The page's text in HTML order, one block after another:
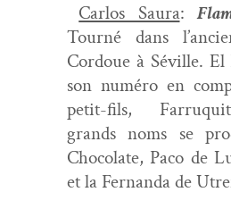
Car­los Saura:
Tourné dans
Cor­doue à Séville.
son numéro en
petit-fils,
grands noms se
Choco­late, Paco de
et la Fer­nan­da de